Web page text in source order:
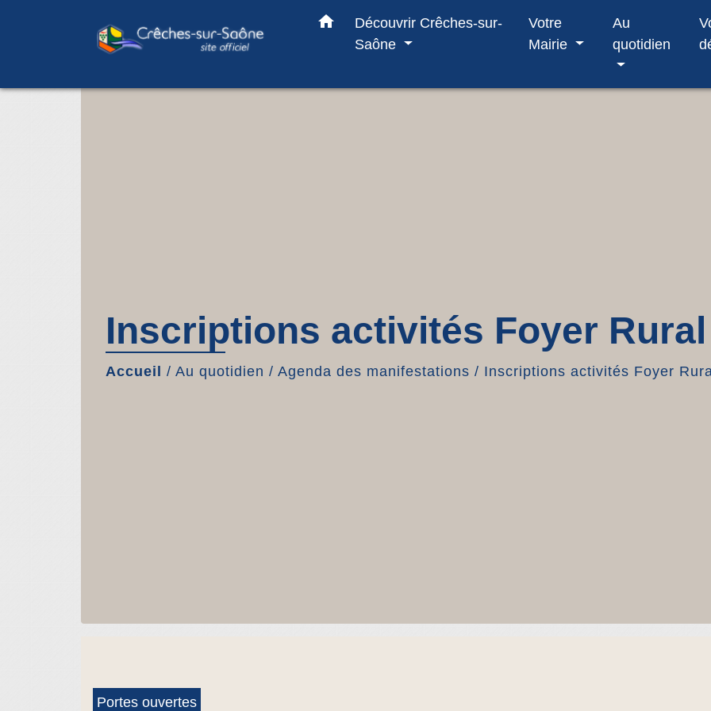
home
Découvrir Crêches-sur-
Saône
Votre
Mairie
Au
quotidien
Inscriptions activités Foyer Rural
Accueil / Au quotidien / Agenda des manifestations / Inscriptions activités Foyer
Portes ouvertes